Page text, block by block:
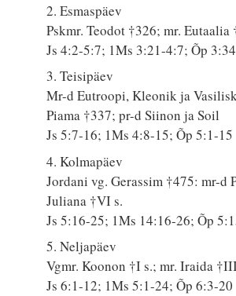
2. Esmaspäev
Pskmr. Teodot †326; mr. Eutaalia
Js 4:2-5:7; 1Ms 3:21-4:7; Õp
3. Teisipäev
Mr-d Eutroopi, Kleonik ja
Piama †337; pr-d Siinon ja Soil
Js 5:7-16; 1Ms 4:8-15; Õp 5:1-15
4. Kolmapäev
Jordani vg. Gerassim †475: mr-d
Juliana †VI s.
Js 5:16-25; 1Ms 14:16-26; Õp
5. Neljapäev
Vgmr. Koonon †I s.; mr. Iraida
Js 6:1-12; 1Ms 5:1-24; Õp 6:3-20